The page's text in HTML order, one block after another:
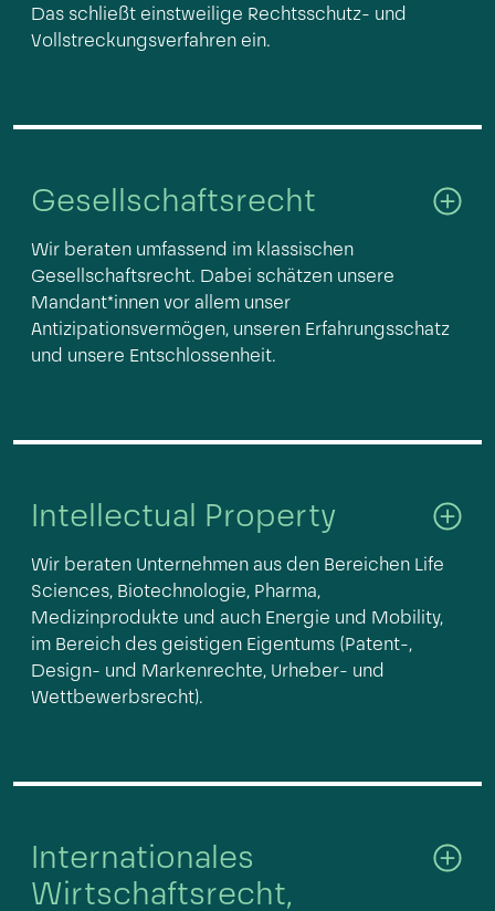
Das schließt einstweilige Rechtsschutz- und
Vollstreckungsverfahren ein.
Gesellschaftsrecht
Wir beraten umfassend im klassischen
Gesellschaftsrecht. Dabei schätzen unsere
Mandant*innen vor allem unser
Antizipationsvermögen, unseren Erfahrungsschatz
und unsere Entschlossenheit.
Intellectual Property
Wir beraten Unternehmen aus den Bereichen Life
Sciences, Biotechnologie, Pharma,
Medizinprodukte und auch Energie und Mobility,
im Bereich des geistigen Eigentums (Patent-,
Design- und Markenrechte, Urheber- und
Wettbewerbsrecht).
Internationales
Wirtschaftsrecht,